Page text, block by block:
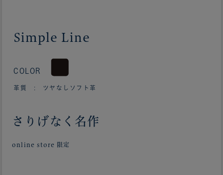
Simple Line
COLOR
革質 : ツヤなしソフト革
さりげなく名作
online store 限定